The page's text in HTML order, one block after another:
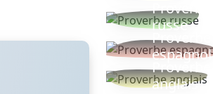
Proverbe
russe
Proverbe
espagnol
Proverbe
anglais